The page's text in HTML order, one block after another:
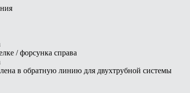
/ форсунка справа
в обратную линию для двухтрубной системы